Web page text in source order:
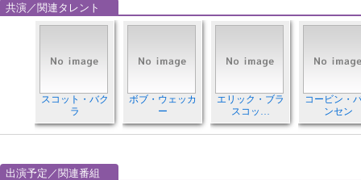
共演／関連タレント
スコット・バク
ラ
ボブ・ウェッカ
ー
エリック・ブラ
スコッ…
コービン・
ンセン
出演予定／関連番組